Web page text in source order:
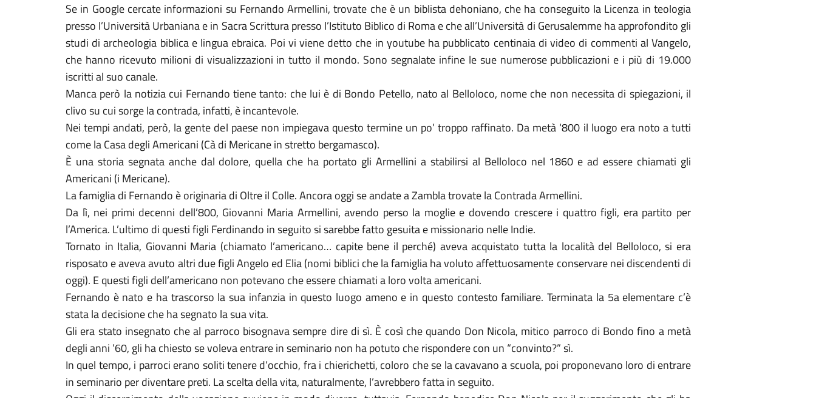
Se in Google cercate informazioni su Fernando Armellini, trovate che è un biblista dehoniano, che ha conseguito la Licenza in teologia
presso l’Università Urbaniana e in Sacra Scrittura presso l’Istituto Biblico di Roma e che all’Università di Gerusalemme ha approfondito gli
studi di archeologia biblica e lingua ebraica. Poi vi viene detto che in youtube ha pubblicato centinaia di video di commenti al Vangelo,
che hanno ricevuto milioni di visualizzazioni in tutto il mondo. Sono segnalate infine le sue numerose pubblicazioni e i più di 19.000
iscritti al suo canale.
Manca però la notizia cui Fernando tiene tanto: che lui è di Bondo Petello, nato al Belloloco, nome che non necessita di spiegazioni, il
clivo su cui sorge la contrada, infatti, è incantevole.
Nei tempi andati, però, la gente del paese non impiegava questo termine un po’ troppo raffinato. Da metà ‘800 il luogo era noto a tutti
come la Casa degli Americani (Cà di Mericane in stretto bergamasco).
È una storia segnata anche dal dolore, quella che ha portato gli Armellini a stabilirsi al Belloloco nel 1860 e ad essere chiamati gli
Americani (i Mericane).
La famiglia di Fernando è originaria di Oltre il Colle. Ancora oggi se andate a Zambla trovate la Contrada Armellini.
Da lì, nei primi decenni dell’800, Giovanni Maria Armellini, avendo perso la moglie e dovendo crescere i quattro figli, era partito per
l’America. L’ultimo di questi figli Ferdinando in seguito si sarebbe fatto gesuita e missionario nelle Indie.
Tornato in Italia, Giovanni Maria (chiamato l’americano… capite bene il perché) aveva acquistato tutta la località del Belloloco, si era
risposato e aveva avuto altri due figli Angelo ed Elia (nomi biblici che la famiglia ha voluto affettuosamente conservare nei discendenti di
oggi). E questi figli dell’americano non potevano che essere chiamati a loro volta americani.
Fernando è nato e ha trascorso la sua infanzia in questo luogo ameno e in questo contesto familiare. Terminata la 5a elementare c’è
stata la decisione che ha segnato la sua vita.
Gli era stato insegnato che al parroco bisognava sempre dire di sì. È così che quando Don Nicola, mitico parroco di Bondo fino a metà
degli anni ’60, gli ha chiesto se voleva entrare in seminario non ha potuto che rispondere con un “convinto?” sì.
In quel tempo, i parroci erano soliti tenere d’occhio, fra i chierichetti, coloro che se la cavavano a scuola, poi proponevano loro di entrare
in seminario per diventare preti. La scelta della vita, naturalmente, l’avrebbero fatta in seguito.